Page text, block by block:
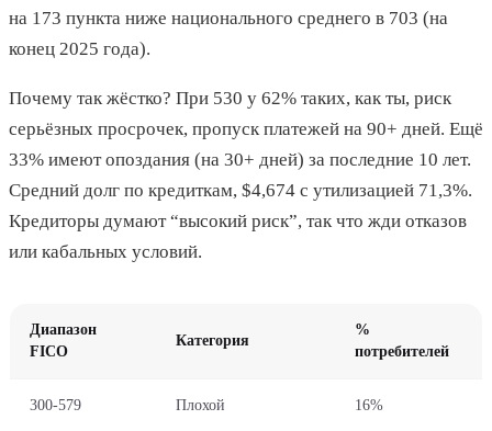
на 173 пункта ниже национального среднего в 703 (на
конец 2025 года).
Почему так жёстко? При 530 у 62% таких, как ты, риск
серьёзных просрочек, пропуск платежей на 90+ дней. Ещё
33% имеют опоздания (на 30+ дней) за последние 10 лет.
Средний долг по кредиткам, $4,674 с утилизацией 71,3%.
Кредиторы думают “высокий риск”, так что жди отказов
или кабальных условий.
Диапазон
FICO
Категория
%
потребителей
300-579 Плохой 16%